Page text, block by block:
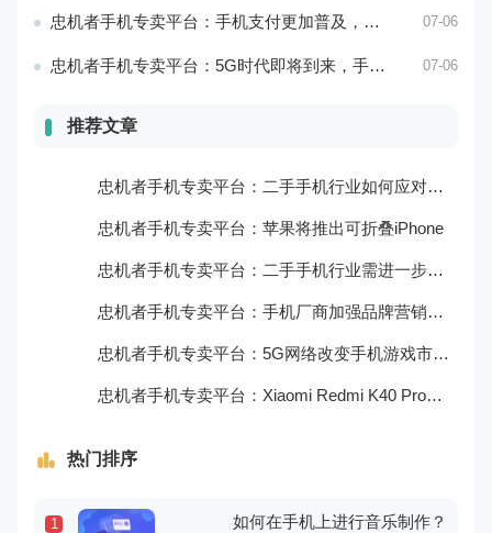
忠机者手机专卖平台：手机支付更加普及，移动支付将成为主流 07-06
忠机者手机专卖平台：5G时代即将到来，手机市场面临新机遇与挑战 07-06
推荐文章
忠机者手机专卖平台：二手手机行业如何应对新消费升级的趋势
忠机者手机专卖平台：苹果将推出可折叠iPhone
忠机者手机专卖平台：二手手机行业需进一步扩大市场份额
忠机者手机专卖平台：手机厂商加强品牌营销和用户服务
忠机者手机专卖平台：5G网络改变手机游戏市场格局
忠机者手机专卖平台：Xiaomi Redmi K40 Pro发布，搭载顶级的处理器和优秀的摄像头
热门排序
1 如何在手机上进行音乐制作？